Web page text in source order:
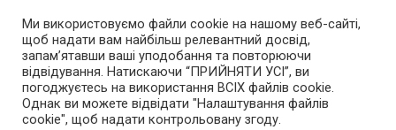
Правила використання матеріалів
Підпишись на AutoGeek!
facebooktwitter instagramyoutube tumblr linkedin
Ми використовуємо файли cookie на нашому веб-сайті,
щоб надати вам найбільш релевантний досвід,
запам’ятавши ваші уподобання та повторюючи
відвідування. Натискаючи “ПРИЙНЯТИ УСІ”, ви
погоджуєтесь на використання ВСІХ файлів cookie.
Однак ви можете відвідати "Налаштування файлів
cookie", щоб надати контрольовану згоду.